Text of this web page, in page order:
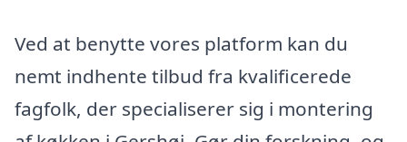
Ved at benytte vores platform kan du
nemt indhente tilbud fra kvalificerede
fagfolk, der specialiserer sig i montering